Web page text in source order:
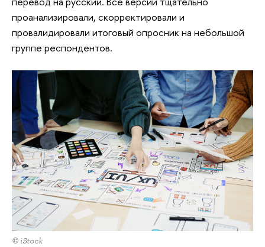
проанализировали, скорректировали и
провалидировали итоговый опросник на небольшой
группе респондентов.
© iStock